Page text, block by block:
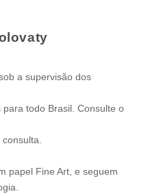
a supervisão dos
todo Brasil. Consulte o
papel Fine Art, e seguem